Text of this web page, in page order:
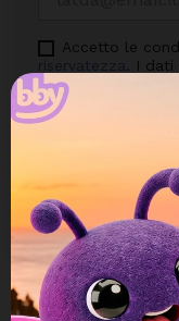
Accetto le
. I
utilizzati per
ordini o
Hai il diritto di